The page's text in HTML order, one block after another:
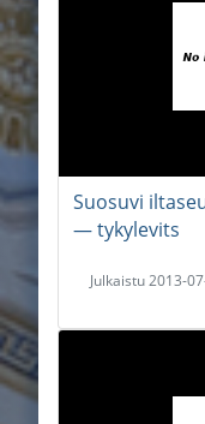
Suosuvi
― tykylevits
Julkaistu 2013-